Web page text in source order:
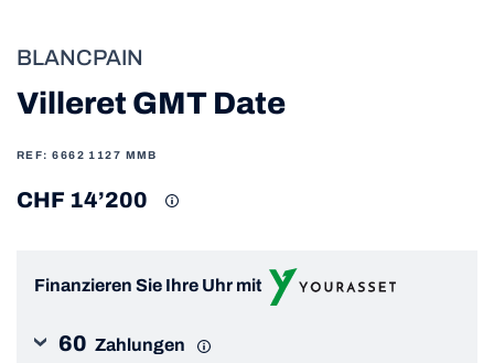
BLANCPAIN
Villeret GMT Date
REF: 6662 1127 MMB
CHF 14’200
Finanzieren Sie Ihre Uhr mit
60 Zahlungen